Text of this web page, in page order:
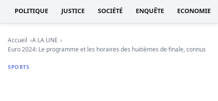
POLITIQUE JUSTICE SOCIÉTÉ ENQUÊTE ECONOMIE
Accueil
A LA UNE
Euro 2024: Le programme et les horaires des huitièmes de finale, connus
SPORTS